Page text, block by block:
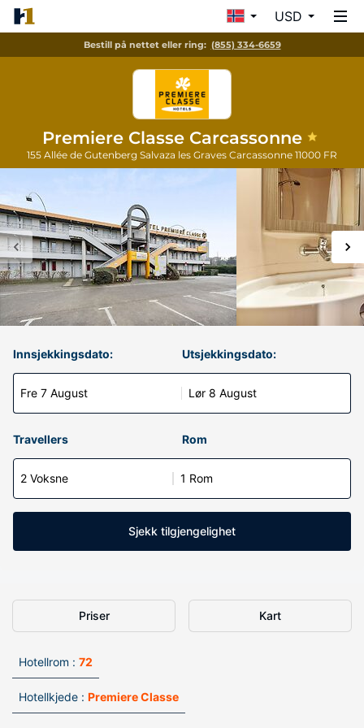
USD
Bestill på nettet eller ring: (855) 334-6659
Premiere Classe Carcassonne
155 Allée de Gutenberg Salvaza les Graves Carcassonne 11000 FR
Innsjekkingsdato:
Fre 7 August
Utsjekkingsdato:
Lør 8 August
Travellers Rom
2 Voksne 1 Rom
Sjekk tilgjengelighet
Priser Kart
Hotellrom : 72
Hotellkjede : Premiere Classe